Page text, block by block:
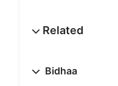
Bidhaa